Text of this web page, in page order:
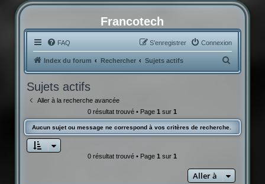
Francotech
FAQ Connexion
S’enregistrer
Index du forum Rechercher Sujets actifs
e
e
Sujets actifs
Aller à la recherche avancée
0 résultat trouvé • Page1 sur1
Aucun sujet ou message ne correspond à vos critères de recherche.
0 résultat trouvé • Page1 sur1
Aller à